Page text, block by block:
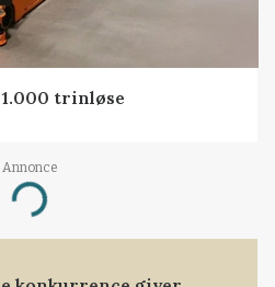
trinløse
Annonce